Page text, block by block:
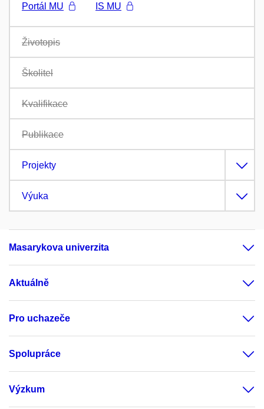
Portál MU
IS MU
Životopis
Školitel
Kvalifikace
Publikace
Projekty
Výuka
Masarykova univerzita
Aktuálně
Pro uchazeče
Spolupráce
Výzkum